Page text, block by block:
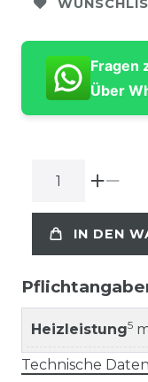
Fragen
Über
IN DEN
Heizleistung5
Technische